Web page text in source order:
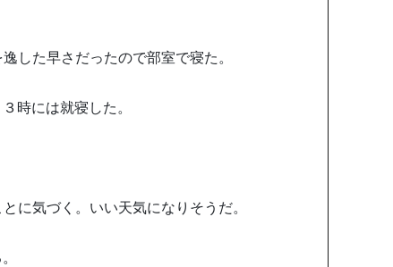
した早さだったので部室で寝た。
時には就寝した。
に気づく。いい天気になりそうだ。